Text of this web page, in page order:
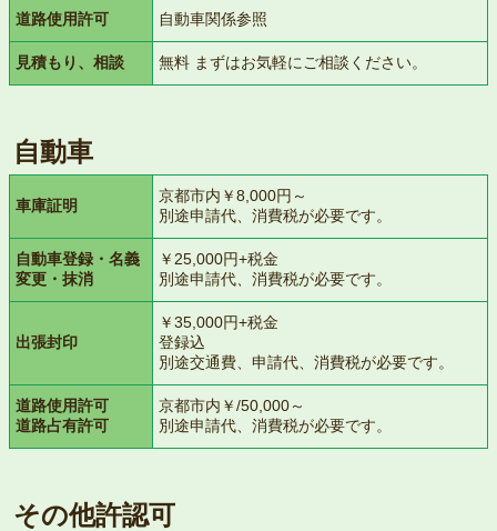
道路使用許可 自動車関係参照
見積もり、相談 無料 まずはお気軽にご相談ください。
自動車
車庫証明
京都市内￥8,000円～
別途申請代、消費税が必要です。
自動車登録・名義
変更・抹消
￥25,000円+税金
別途申請代、消費税が必要です。
出張封印
￥35,000円+税金
登録込
別途交通費、申請代、消費税が必要です。
道路使用許可
道路占有許可
京都市内￥/50,000～
別途申請代、消費税が必要です。
その他許認可